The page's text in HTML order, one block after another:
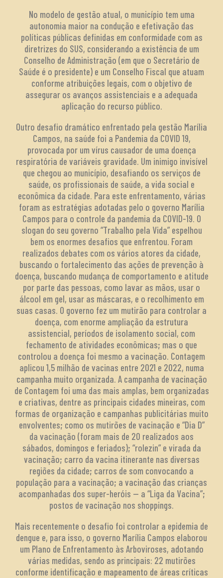
No modelo de gestão atual, o município tem uma
autonomia maior na condução e efetivação das
políticas públicas definidas em conformidade com as
diretrizes do SUS, considerando a existência de um
Conselho de Administração (em que o Secretário de
Saúde é o presidente) e um Conselho Fiscal que atuam
conforme atribuições legais, com o objetivo de
assegurar os avanços assistenciais e a adequada
aplicação do recurso público.
Outro desafio dramático enfrentado pela gestão Marília
Campos, na saúde foi a Pandemia da COVID 19,
provocada por um vírus causador de uma doença
respiratória de variáveis gravidade. Um inimigo invisível
que chegou ao município, desafiando os serviços de
saúde, os profissionais de saúde, a vida social e
econômica da cidade. Para este enfrentamento, várias
foram as estratégias adotadas pelo o governo Marília
Campos para o controle da pandemia da COVID-19. O
slogan do seu governo “Trabalho pela Vida” espelhou
bem os enormes desafios que enfrentou. Foram
realizados debates com os vários atores da cidade,
buscando o fortalecimento das ações de prevenção à
doença, buscando mudança de comportamento e atitude
por parte das pessoas, como lavar as mãos, usar o
álcool em gel, usar as máscaras, e o recolhimento em
suas casas. O governo fez um mutirão para controlar a
doença, com enorme ampliação da estrutura
assistencial, períodos de isolamento social, com
fechamento de atividades econômicas; mas o que
controlou a doença foi mesmo a vacinação. Contagem
aplicou 1,5 milhão de vacinas entre 2021 e 2022, numa
campanha muito organizada. A campanha de vacinação
de Contagem foi uma das mais amplas, bem organizadas
e criativas, dentre as principais cidades mineiras, com
formas de organização e campanhas publicitárias muito
envolventes; como os mutirões de vacinação e “Dia D”
da vacinação (foram mais de 20 realizados aos
sábados, domingos e feriados); “rolezin” e virada da
vacinação; carro da vacina itinerante nas diversas
regiões da cidade; carros de som convocando a
população para a vacinação; a vacinação das crianças
acompanhadas dos super-heróis — a “Liga da Vacina”;
postos de vacinação nos shoppings.
Mais recentemente o desafio foi controlar a epidemia de
dengue e, para isso, o governo Marília Campos elaborou
um Plano de Enfrentamento às Arboviroses, adotando
várias medidas, sendo as principais: 22 mutirões
conforme identificação e mapeamento de áreas críticas